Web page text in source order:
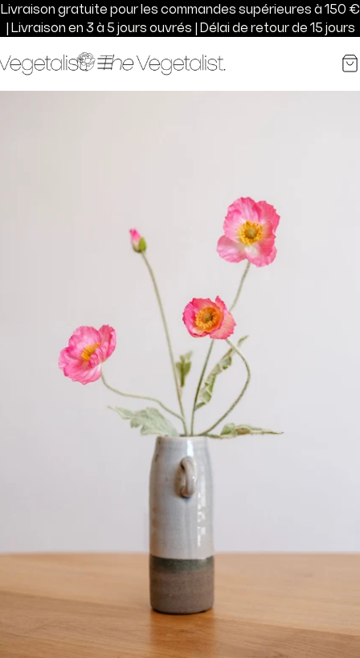
Passer
au
Livraison gratuite pour les commandes supérieures à 150 €
| Livraison en 3 à 5 jours ouvrés | Délai de retour de 15 jours